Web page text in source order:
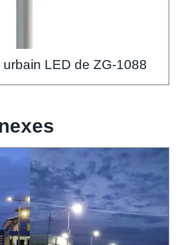
LED de ZG-1088